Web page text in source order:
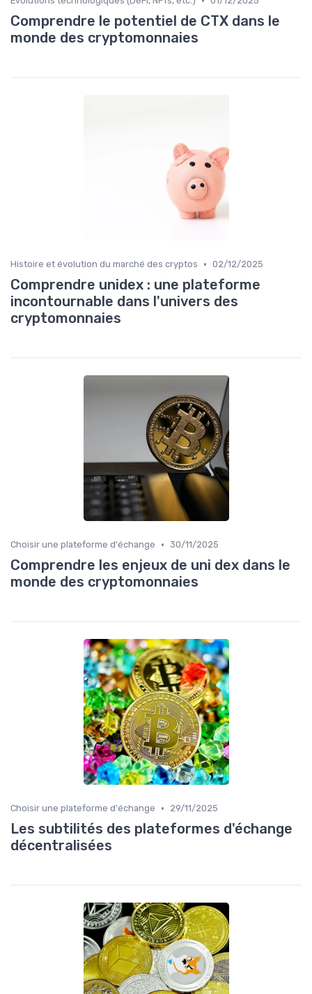
Comprendre le potentiel de CTX dans le
monde des cryptomonnaies
Histoire et évolution du marché des cryptos • 02/12/2025
Comprendre unidex : une plateforme
incontournable dans l'univers des
cryptomonnaies
Choisir une plateforme d'échange • 30/11/2025
Comprendre les enjeux de uni dex dans le
monde des cryptomonnaies
Choisir une plateforme d'échange • 29/11/2025
Les subtilités des plateformes d'échange
décentralisées